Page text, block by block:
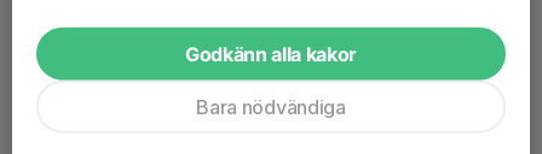
Godkänn alla kakor
Bara nödvändiga